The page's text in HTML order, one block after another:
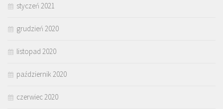
styczeń 2021
grudzień 2020
listopad 2020
październik 2020
czerwiec 2020